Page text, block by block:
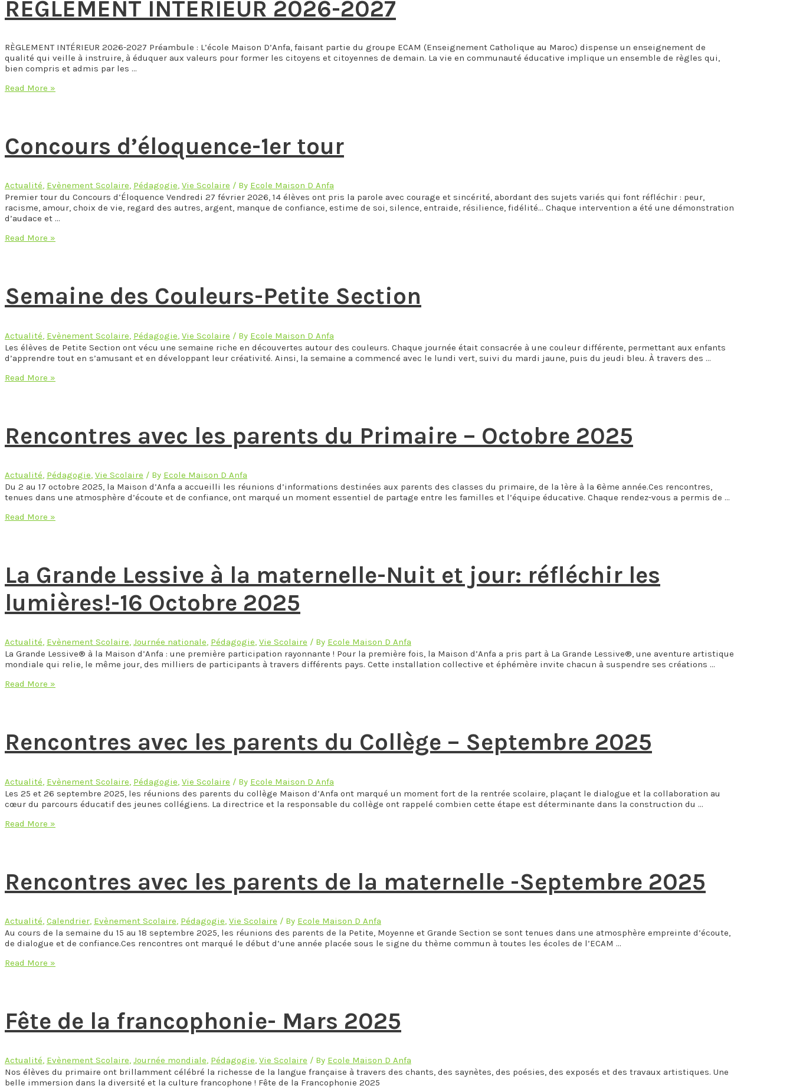
RÈGLEMENT INTÉRIEUR 2026-2027
RÈGLEMENT INTÉRIEUR 2026-2027 Préambule : L’école Maison D’Anfa, faisant partie du groupe ECAM (Enseignement Catholique au Maroc) dispense un enseignement de
qualité qui veille à instruire, à éduquer aux valeurs pour former les citoyens et citoyennes de demain. La vie en communauté éducative implique un ensemble de règles qui,
bien compris et admis par les …
RÈGLEMENT
Read More »
Concours d’éloquence-1er tour
Actualité, Evènement Scolaire, Pédagogie, Vie Scolaire / By Ecole Maison D Anfa
Premier tour du Concours d’Éloquence Vendredi 27 février 2026, 14 élèves ont pris la parole avec courage et sincérité, abordant des sujets variés qui font réfléchir : peur,
racisme, amour, choix de vie, regard des autres, argent, manque de confiance, estime de soi, silence, entraide, résilience, fidélité… Chaque intervention a été une démonstration
d’audace et …
Concours
Read More »
Semaine des Couleurs-Petite Section
Actualité Evènement Scolaire Pédagogie Vie Scolaire / By Ecole Maison D Anfa
Les élèves de Petite Section ont vécu une semaine riche en découvertes autour des couleurs. Chaque journée était consacrée à une couleur différente, permettant aux enfants
d’apprendre tout en s’amusant et en développant leur créativité. Ainsi, la semaine a commencé avec le lundi vert, suivi du mardi jaune, puis du jeudi bleu. À travers des …
Semaine
Read More »
Rencontres avec les parents du Primaire – Octobre 2025
Actualité, Pédagogie, Vie Scolaire / By Ecole Maison D Anfa
Du 2 au 17 octobre 2025, la Maison d’Anfa a accueilli les réunions d’informations destinées aux parents des classes du primaire, de la 1ère à la 6ème année.Ces rencontres,
tenues dans une atmosphère d’écoute et de confiance, ont marqué un moment essentiel de partage entre les familles et l’équipe éducative. Chaque rendez-vous a permis de …
Rencontres
Primaire
2025
Read More »
La Grande Lessive à la maternelle-Nuit et jour: réfléchir les
lumières!-16 Octobre 2025
Actualité, Evènement Scolaire, Journée nationale, Pédagogie, Vie Scolaire / By Ecole Maison D Anfa
La Grande Lessive® à la Maison d’Anfa : une première participation rayonnante ! Pour la première fois, la Maison d’Anfa a pris part à La Grande Lessive®, une aventure artistique
mondiale qui relie, le même jour, des milliers de participants à travers différents pays. Cette installation collective et éphémère invite chacun à suspendre ses créations …
La
maternelle-
Nuit
réfléchir
les
lumières!-16
Octobre
2025
Read More »
Rencontres avec les parents du Collège – Septembre 2025
Actualité, Evènement Scolaire, Pédagogie, Vie Scolaire / By Ecole Maison D Anfa
Les 25 et 26 septembre 2025, les réunions des parents du collège Maison d’Anfa ont marqué un moment fort de la rentrée scolaire, plaçant le dialogue et la collaboration au
cœur du parcours éducatif des jeunes collégiens. La directrice et la responsable du collège ont rappelé combien cette étape est déterminante dans la construction du …
Rencontres
Collège
Read More »
Rencontres avec les parents de la maternelle -Septembre 2025
Actualité, Calendrier, Evènement Scolaire, Pédagogie, Vie Scolaire / By Ecole Maison D Anfa
Au cours de la semaine du 15 au 18 septembre 2025, les réunions des parents de la Petite, Moyenne et Grande Section se sont tenues dans une atmosphère empreinte d’écoute,
de dialogue et de confiance.Ces rencontres ont marqué le début d’une année placée sous le signe du thème commun à toutes les écoles de l’ECAM …
Rencontres
la
maternelle
2025
Read More »
Fête de la francophonie- Mars 2025
Actualité, Evènement Scolaire, Journée mondiale, Pédagogie, Vie Scolaire / By Ecole Maison D Anfa
Nos élèves du primaire ont brillamment célébré la richesse de la langue française à travers des chants, des saynètes, des poésies, des exposés et des travaux artistiques. Une
belle immersion dans la diversité et la culture francophone ! Fête de la Francophonie 2025